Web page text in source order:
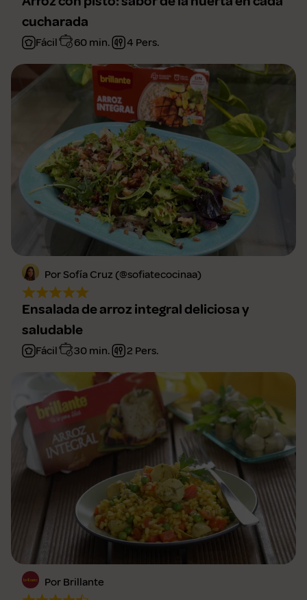
cucharada
Fácil 60 min. 4 Pers.
Por Sofía Cruz (@sofiatecocinaa)
Ensalada de arroz integral deliciosa y
saludable
Fácil 30 min. 2 Pers.
Por Brillante